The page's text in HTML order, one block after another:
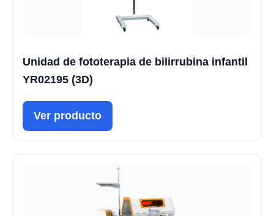
Unidad de fototerapia de bilirrubina infantil
YR02195 (3D)
Ver producto